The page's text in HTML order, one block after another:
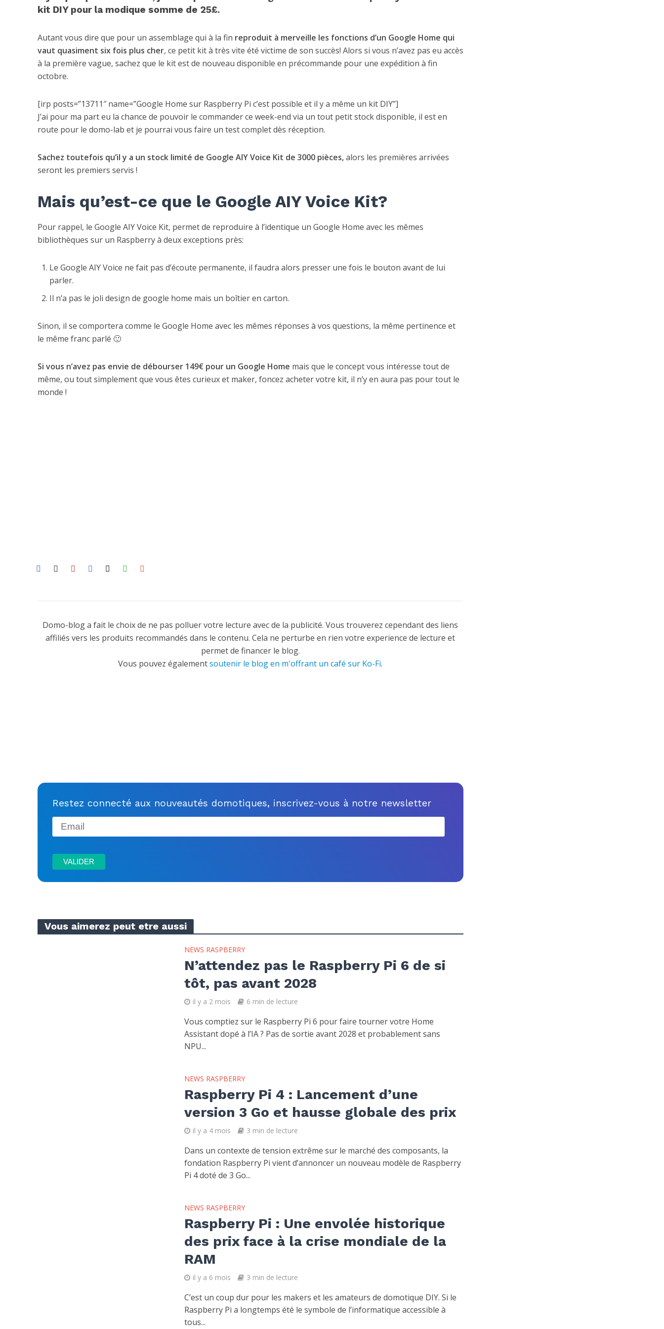
kit DIY pour la modique somme de 25£.
Autant vous dire que pour un assemblage qui à la fin reproduit à merveille les fonctions d’un Google Home qui
vaut quasiment six fois plus cher, ce petit kit à très vite été victime de son succès! Alors si vous n’avez pas eu accès
à la première vague, sachez que le kit est de nouveau disponible en précommande pour une expédition à fin
octobre.
[irp posts=”13711″ name=”Google Home sur Raspberry Pi c’est possible et il y a même un kit DIY”]
J’ai pour ma part eu la chance de pouvoir le commander ce week-end via un tout petit stock disponible, il est en
route pour le domo-lab et je pourrai vous faire un test complet dès réception.
Sachez toutefois qu’il y a un stock limité de Google AIY Voice Kit de 3000 pièces,alors les premières arrivées
seront les premiers servis !
Mais qu’est-ce que le Google AIY Voice Kit?
Pour rappel, le Google AIY Voice Kit, permet de reproduire à l’identique un Google Home avec les mêmes
bibliothèques sur un Raspberry à deux exceptions près:
Le Google AIY Voice ne fait pas d’écoute permanente, il faudra alors presser une fois le bouton avant de lui
parler.
Il n’a pas le joli design de google home mais un boîtier en carton.
Sinon, il se comportera comme le Google Home avec les mêmes réponses à vos questions, la même pertinence et
le même franc parlé 🙂
Si vous n’avez pas envie de débourser 149€ pour un Google Home mais que le concept vous intéresse tout de
même, ou tout simplement que vous êtes curieux et maker, foncez acheter votre kit, il n’y en aura pas pour tout le
monde !
Domo-blog a fait le choix de ne pas polluer votre lecture avec de la publicité. Vous trouverez cependant des liens
affiliés vers les produits recommandés dans le contenu. Cela ne perturbe en rien votre experience de lecture et
permet de financer le blog.
Vous pouvez égalementsoutenir le blog en m'offrant un café sur Ko-Fi.
Restez connecté aux nouveautés domotiques, inscrivez-vous à notre newsletter
Vous aimerez peut etre aussi
NEWS RASPBERRY
N’attendez pas le Raspberry Pi 6 de si
tôt, pas avant 2028
il y a 2 mois 6 min de lecture
Vous comptiez sur le Raspberry Pi 6 pour faire tourner votre Home
Assistant dopé à l’IA ? Pas de sortie avant 2028 et probablement sans
NPU...
NEWS RASPBERRY
Raspberry Pi 4 : Lancement d’une
version 3 Go et hausse globale des prix
il y a 4 mois 3 min de lecture
Dans un contexte de tension extrême sur le marché des composants, la
fondation Raspberry Pi vient d’annoncer un nouveau modèle de Raspberry
Pi 4 doté de 3 Go...
NEWS RASPBERRY
Raspberry Pi : Une envolée historique
des prix face à la crise mondiale de la
RAM
il y a 6 mois 3 min de lecture
C’est un coup dur pour les makers et les amateurs de domotique DIY. Si le
Raspberry Pi a longtemps été le symbole de l’informatique accessible à
tous...